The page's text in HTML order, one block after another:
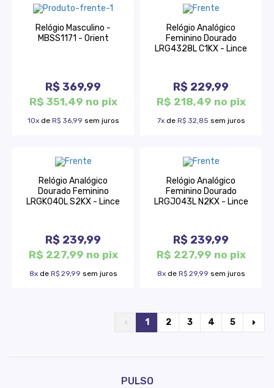
Relógio Masculino -
MBSS1171 - Orient
R$ 369,99
R$ 351,49 no pix
10xde R$ 36,99 sem juros
Relógio Analógico
Feminino Dourado
LRG4328L C1KX - Lince
R$ 229,99
R$ 218,49 no pix
7xde R$ 32,85 sem juros
Relógio Analógico
Dourado Feminino
LRGK040L S2KX - Lince
R$ 239,99
R$ 227,99 no pix
8xde R$ 29,99 sem juros
Relógio Analógico
Feminino Dourado
LRGJ043L N2KX - Lince
R$ 239,99
R$ 227,99 no pix
8xde R$ 29,99 sem juros
1 2 3 4 5
PULSO